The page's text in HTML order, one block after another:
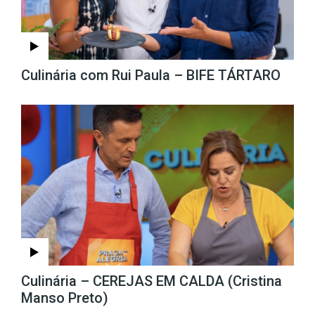
Culinária com Rui Paula – BIFE TÁRTARO
Culinária – CEREJAS EM CALDA (Cristina
Manso Preto)